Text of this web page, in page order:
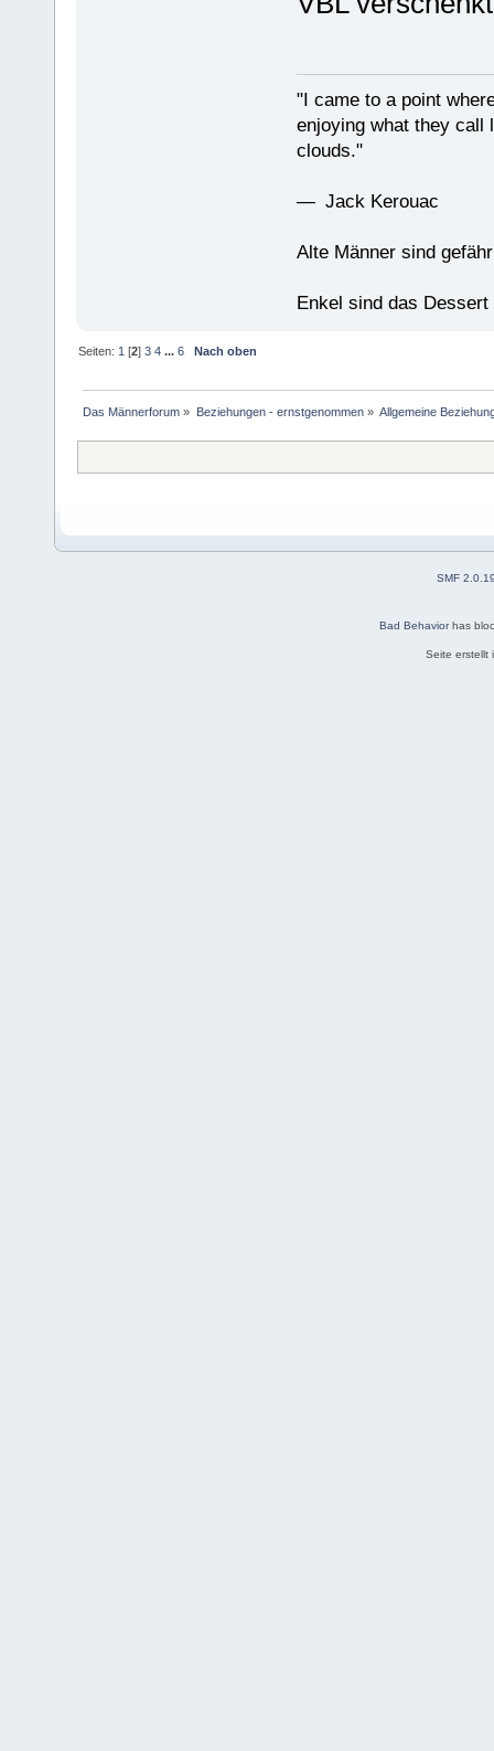
"I came to a point
enjoying what they call
clouds."
— Jack Kerouac
Alte Männer sind
Enkel sind das Dessert
Seiten: 1 [2]3 4 ...6 Nach oben
Das Männerforum » Beziehungen - ernstgenommen» Allgemeine
SMF
Bad Behaviorhas
Seite erstellt